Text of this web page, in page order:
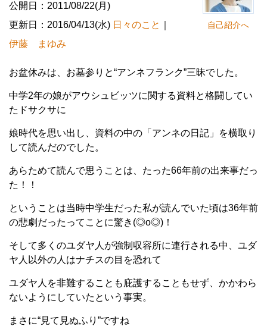
自己紹介へ
公開日：2011/08/22(月)
更新日：2016/04/13(水) 日々のこと
伊藤 まゆみ
お盆休みは、お墓参りと“アンネフランク”三昧でした。
中学2年の娘がアウシュビッツに関する資料と格闘してい
たドサクサに
娘時代を思い出し、資料の中の「アンネの日記」を横取り
して読んだのでした。
あらためて読んで思うことは、たった66年前の出来事だっ
た！！
ということは当時中学生だった私が読んでいた頃は36年前
の悲劇だったってことに驚き(◎o◎)！
そして多くのユダヤ人が強制収容所に連行される中、ユダ
ヤ人以外の人はナチスの目を恐れて
ユダヤ人を非難することも庇護することもせず、かかわら
ないようにしていたという事実。
まさに“見て見ぬふり”ですね